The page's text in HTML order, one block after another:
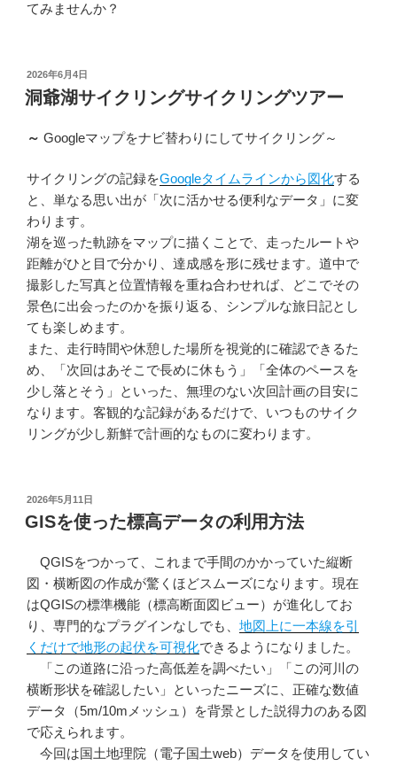
てみませんか？
投
稿
日:
2026年6月4日
洞爺湖サイクリングサイクリングツアー
～ Googleマップをナビ替わりにしてサイクリング～
サイクリングの記録をGoogleタイムラインから図化する
と、単なる思い出が「次に活かせる便利なデータ」に変
わります。
湖を巡った軌跡をマップに描くことで、走ったルートや
距離がひと目で分かり、達成感を形に残せます。道中で
撮影した写真と位置情報を重ね合わせれば、どこでその
景色に出会ったのかを振り返る、シンプルな旅日記とし
ても楽しめます。
また、走行時間や休憩した場所を視覚的に確認できるた
め、「次回はあそこで長めに休もう」「全体のペースを
少し落とそう」といった、無理のない次回計画の目安に
なります。客観的な記録があるだけで、いつものサイク
リングが少し新鮮で計画的なものに変わります。
投
稿
日:
2026年5月11日
GISを使った標高データの利用方法
QGISをつかって、これまで手間のかかっていた縦断
図・横断図の作成が驚くほどスムーズになります。現在
はQGISの標準機能（標高断面図ビュー）が進化してお
り、専門的なプラグインなしでも、 地図上に一本線を引
くだけで地形の起伏を可視化できるようになりました。
「この道路に沿った高低差を調べたい」「この河川の
横断形状を確認したい」といったニーズに、正確な数値
データ（5m/10mメッシュ）を背景とした説得力のある図
で応えられます。
今回は国土地理院（電子国土web）データを使用してい